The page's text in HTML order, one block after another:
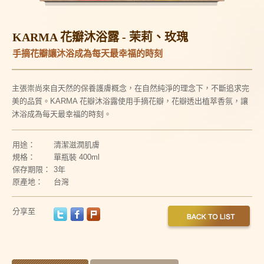
KARMA 花瓣沐浴露 - 茉莉、玫瑰
手摘花瓣讓沐浴成為每天最幸福的時刻
主張崇尚來自天然的保養護膚概念，在自然純淨的理念下，不斷追求完
美的品質。KARMA 花瓣沐浴露使用手摘花瓣，花瓣透出植萃香氛，讓
沐浴成為每天最幸福的時刻。
用途：
清潔滋潤肌膚
規格：
單瓶裝 400ml
保存期限：
3年
原產地：
台灣
分享至